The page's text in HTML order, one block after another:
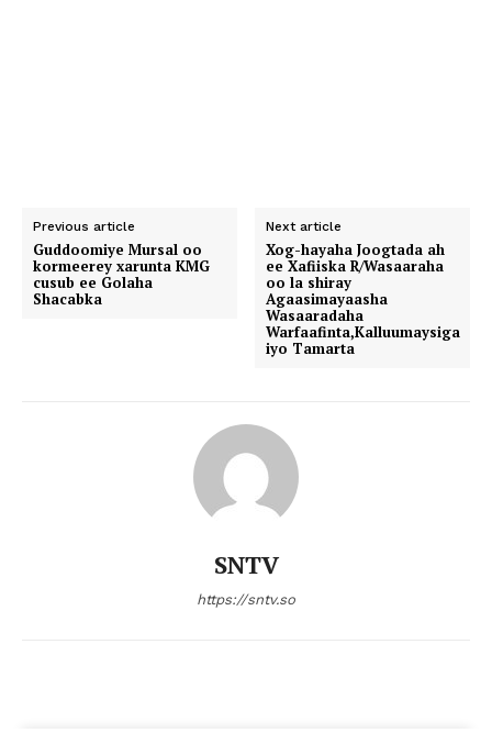
Previous article
Guddoomiye Mursal oo
kormeerey xarunta KMG
cusub ee Golaha
Shacabka
Next article
Xog-hayaha Joogtada ah
ee Xafiiska R/Wasaaraha
oo la shiray
Agaasimayaasha
Wasaaradaha
Warfaafinta,Kalluumaysiga
iyo Tamarta
SNTV
https://sntv.so